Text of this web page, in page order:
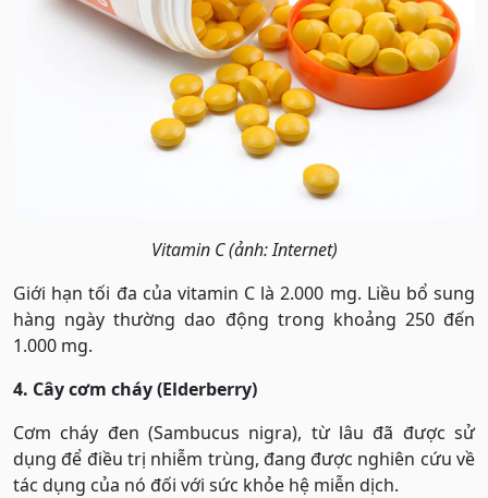
Vitamin C (ảnh: Internet)
Giới hạn tối đa của vitamin C là 2.000 mg. Liều bổ sung
hàng ngày thường dao động trong khoảng 250 đến
1.000 mg.
4. Cây cơm cháy (Elderberry)
Cơm cháy đen (Sambucus nigra), từ lâu đã được sử
dụng để điều trị nhiễm trùng, đang được nghiên cứu về
tác dụng của nó đối với sức khỏe hệ miễn dịch.